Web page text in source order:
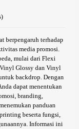
berpengaruh terhadap
media promosi.
mulai dari Flexi
Glossy dan Vinyl
backdrop. Dengan
dapat menentukan
branding,
panduan
beserta fungsi,
Informasi ini